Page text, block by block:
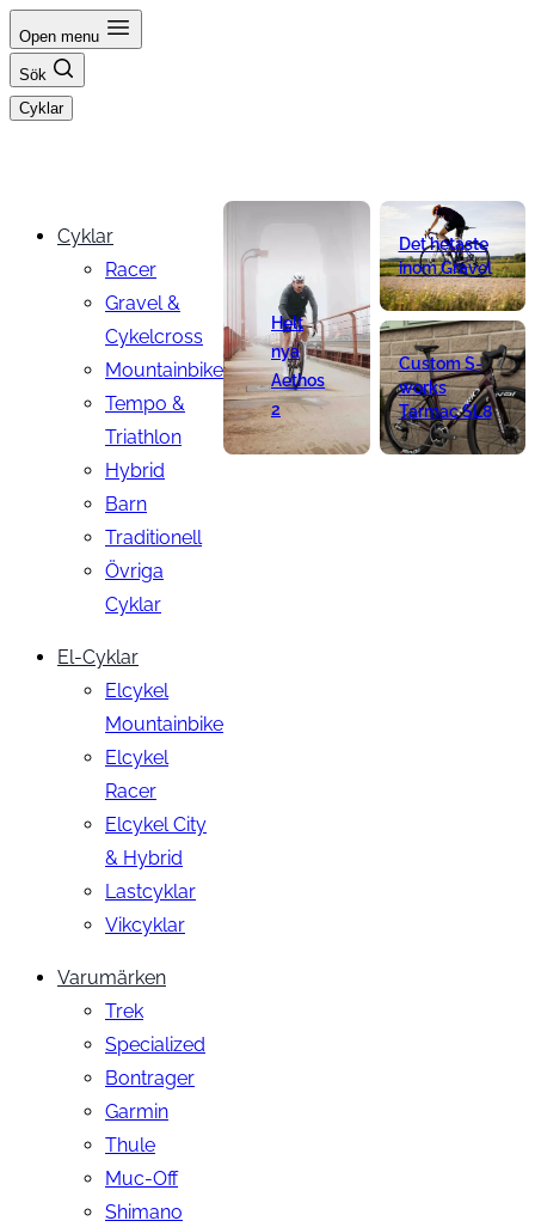
Hoppa
till
innehåll
Open menu
Sök
Cyklar
Cyklar
Racer
Gravel &
Cykelcross
Mountainbike
Tempo &
Triathlon
Hybrid
Barn
Traditionell
Övriga
Cyklar
El-Cyklar
Elcykel
Mountainbike
Elcykel
Racer
Elcykel City
& Hybrid
Lastcyklar
Vikcyklar
Varumärken
Trek
Specialized
Bontrager
Garmin
Thule
Muc-Off
Shimano
Helt
nya
Aethos
2
Det hetaste
inom Gravel
Custom S-
works
Tarmac SL8